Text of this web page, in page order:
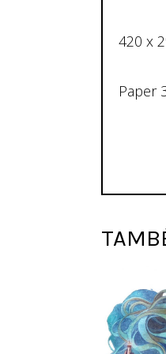
420 x
Paper